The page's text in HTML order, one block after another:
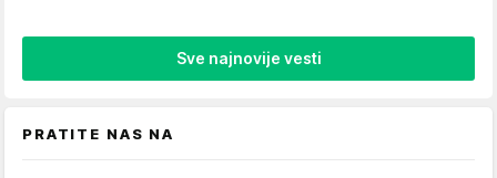
Sve najnovije vesti
PRATITE NAS NA